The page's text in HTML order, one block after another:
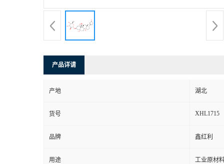
产品详请
产地 湖北
货号 XHL1715
品牌 鑫红利
用途 工业原材